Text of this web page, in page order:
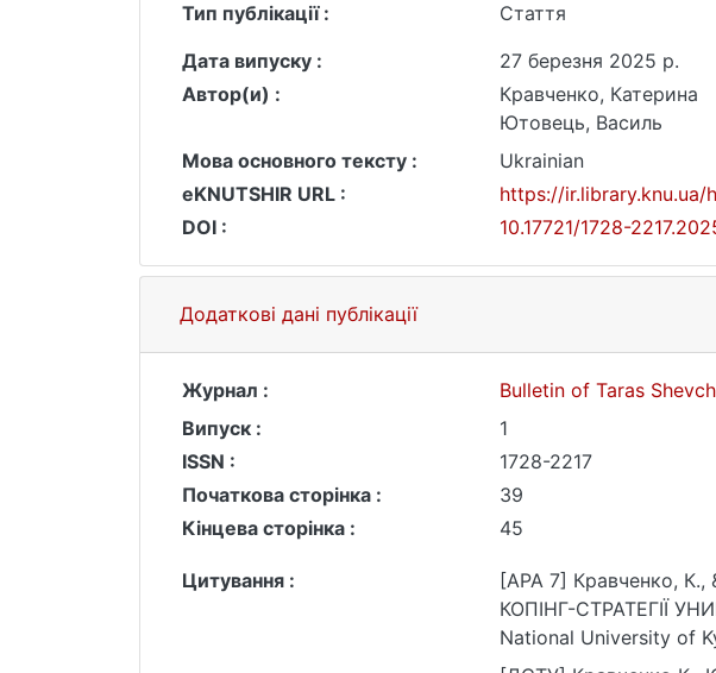
Тип публікації :
Стаття
Дата випуску :
27 березня 2025 р.
Автор(и) :
Кравченко, Катерина
Ютовець, Василь
Мова основного тексту :
Ukrainian
eKNUTSHIR URL :
https://ir.library.knu.ua/
DOI :
10.17721/1728-
Додаткові дані публікації
Журнал :
Bulletin of Taras
Випуск :
1
ISSN :
1728-2217
Початкова сторінка :
39
Кінцева сторінка :
45
Цитування :
[APA 7] Кравченко,
КОПІНГ-СТРАТЕГІЇ
National University of
2217.2025.61.39-45